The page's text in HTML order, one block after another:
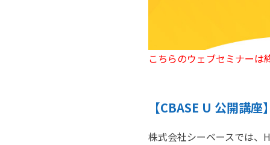
こちらのウェブセミナー
【CBASE U 公開講
株式会社シーベースでは、